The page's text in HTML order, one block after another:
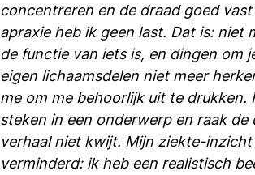
concentreren en de draad goed
apraxie heb ik geen last. Dat is: niet
de functie van iets is, en dingen om
eigen lichaamsdelen niet meer
me om me behoorlijk uit te drukken.
steken in een onderwerp en raak de
verhaal niet kwijt. Mijn ziekte-inzicht
verminderd: ik heb een realistisch